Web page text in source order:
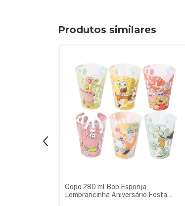
Produtos similares
Copo 280 ml Bob Esponja
Lembrancinha Aniversário Festa